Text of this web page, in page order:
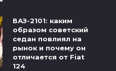
ВАЗ-2101: каким
образом советский
седан повлиял на
рынок и почему он
отличается от Fiat
124